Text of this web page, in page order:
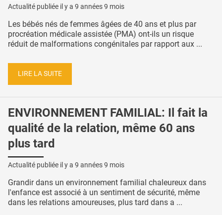
Actualité publiée il y a 9 années 9 mois
Les bébés nés de femmes âgées de 40 ans et plus par
procréation médicale assistée (PMA) ont-ils un risque
réduit de malformations congénitales par rapport aux ...
LIRE LA SUITE
ENVIRONNEMENT FAMILIAL: Il fait la
qualité de la relation, même 60 ans
plus tard
Actualité publiée il y a 9 années 9 mois
Grandir dans un environnement familial chaleureux dans
l'enfance est associé à un sentiment de sécurité, même
dans les relations amoureuses, plus tard dans a ...